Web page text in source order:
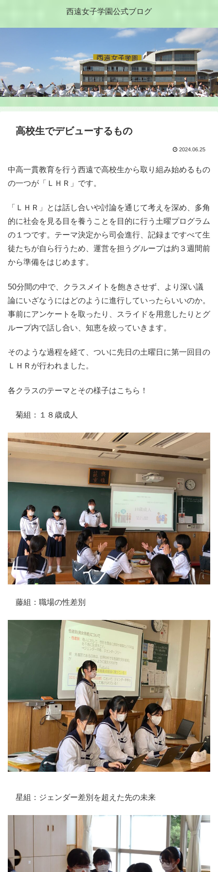
西遠女子学園公式ブログ
高校生でデビューするもの
2024.06.25
中高一貫教育を行う西遠で高校生から取り組み始めるもの
の一つが「ＬＨＲ」です。
「ＬＨＲ」とは話し合いや討論を通じて考えを深め、多角
的に社会を見る目を養うことを目的に行う土曜プログラム
の１つです。テーマ決定から司会進行、記録まですべて生
徒たちが自ら行うため、運営を担うグループは約３週間前
から準備をはじめます。
50分間の中で、クラスメイトを飽きさせず、より深い議
論にいざなうにはどのように進行していったらいいのか。
事前にアンケートを取ったり、スライドを用意したりとグ
ループ内で話し合い、知恵を絞っていきます。
そのような過程を経て、ついに先日の土曜日に第一回目の
ＬＨＲが行われました。
各クラスのテーマとその様子はこちら！
菊組：１８歳成人
藤組：職場の性差別
星組：ジェンダー差別を超えた先の未来